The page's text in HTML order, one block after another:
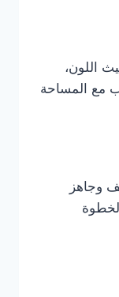
اللون،
مع المساحة
وجاهز